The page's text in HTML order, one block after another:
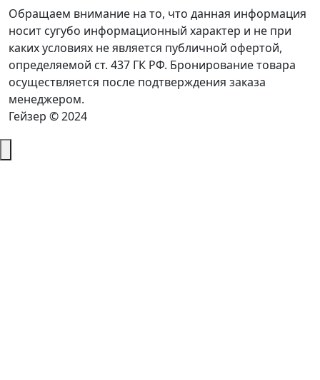
Обращаем внимание на то, что данная информация
носит сугубо информационный характер и не при
каких условиях не является публичной офертой,
определяемой ст. 437 ГК РФ. Бронирование товара
осуществляется после подтверждения заказа
менеджером.
Гейзер © 2024